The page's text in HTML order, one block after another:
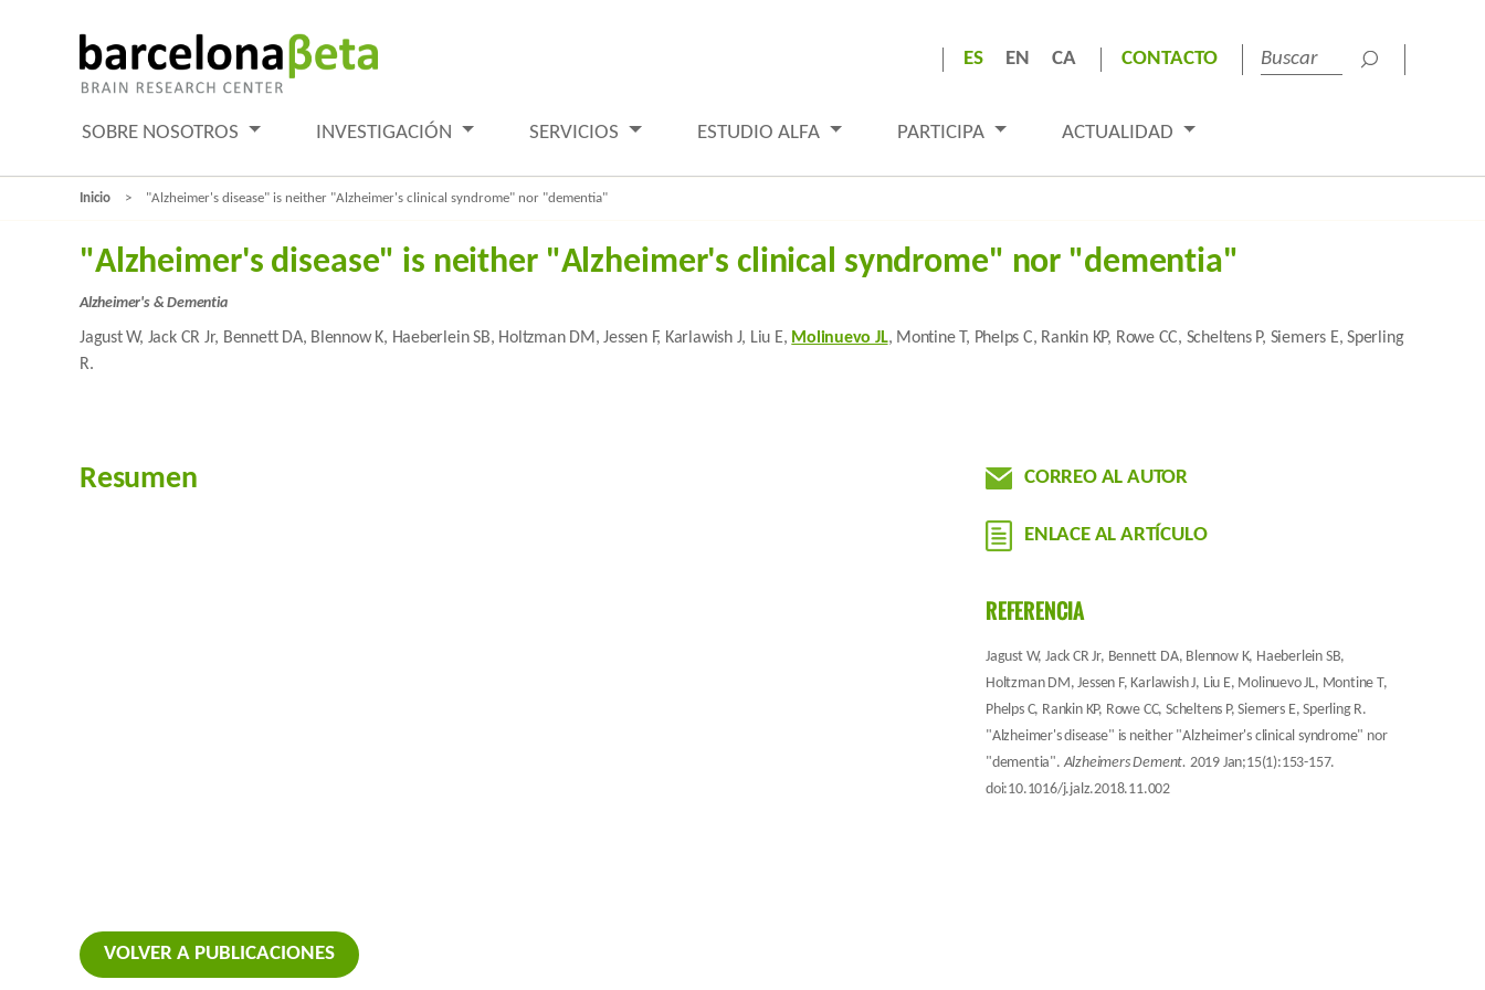
ES EN CA CONTACTO
SOBRE NOSOTROS INVESTIGACIÓN SERVICIOS ESTUDIO ALFA PARTICIPA ACTUALIDAD
Inicio "Alzheimer's disease" is neither "Alzheimer's clinical syndrome" nor "dementia"
"Alzheimer's disease" is neither "Alzheimer's clinical syndrome" nor "dementia"
Alzheimer's & Dementia
Jagust W, Jack CR Jr, Bennett DA, Blennow K, Haeberlein SB, Holtzman DM, Jessen F, Karlawish J, Liu E, Molinuevo JL, Montine T, Phelps C, Rankin KP, Rowe CC, Scheltens P, Siemers E, Sperling
R.
Resumen CORREO AL AUTOR
ENLACE AL ARTÍCULO
REFERENCIA
Jagust W, Jack CR Jr, Bennett DA, Blennow K, Haeberlein SB,
Holtzman DM, Jessen F, Karlawish J, Liu E, Molinuevo JL, Montine T,
Phelps C, Rankin KP, Rowe CC, Scheltens P, Siemers E, Sperling R.
"Alzheimer's disease" is neither "Alzheimer's clinical syndrome" nor
"dementia".Alzheimers Dement. 2019 Jan;15(1):153-157.
doi:10.1016/j.jalz.2018.11.002
VOLVER A PUBLICACIONES